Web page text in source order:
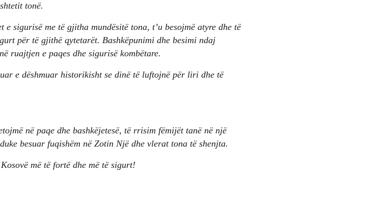
tonë.
sigurisë me të gjitha mundësitë tona, t’u besojmë atyre dhe të
për të gjithë qytetarët. Bashkëpunimi dhe besimi ndaj
ruajtjen e paqes dhe sigurisë kombëtare.
e dëshmuar historikisht se dinë të luftojnë për liri dhe të
në paqe dhe bashkëjetesë, të rrisim fëmijët tanë në një
besuar fuqishëm në Zotin Një dhe vlerat tona të shenjta.
më të fortë dhe më të sigurt!